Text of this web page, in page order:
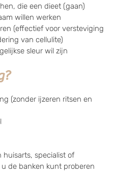
die een dieet (gaan)
willen werken
(effectief voor versteviging
van cellulite)
sleur wil zijn
(zonder ijzeren ritsen en
specialist of
de banken kunt proberen